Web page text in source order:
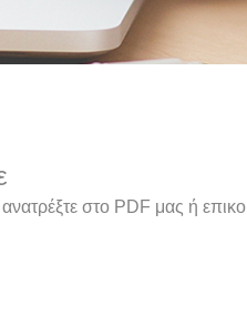
στο PDF μας ή